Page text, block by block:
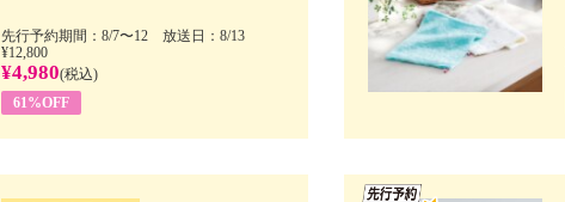
先行予約期間：8/7〜12 放送日：8/13
¥12,800
¥4,980(税込)
61%OFF